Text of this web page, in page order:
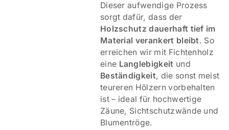
Dieser aufwendige Prozess
sorgt dafür, dass der
Holzschutz dauerhaft tief im
Material verankert bleibt. So
erreichen wir mit Fichtenholz
eine Langlebigkeit und
Beständigkeit, die sonst meist
teureren Hölzern vorbehalten
ist – ideal für hochwertige
Zäune, Sichtschutzwände und
Blumentröge.